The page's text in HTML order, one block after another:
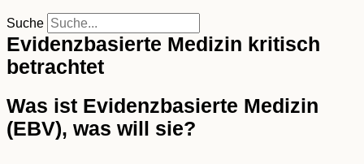
Suche
Evidenzbasierte Medizin kritisch
betrachtet
Was ist Evidenzbasierte Medizin
(EBV), was will sie?